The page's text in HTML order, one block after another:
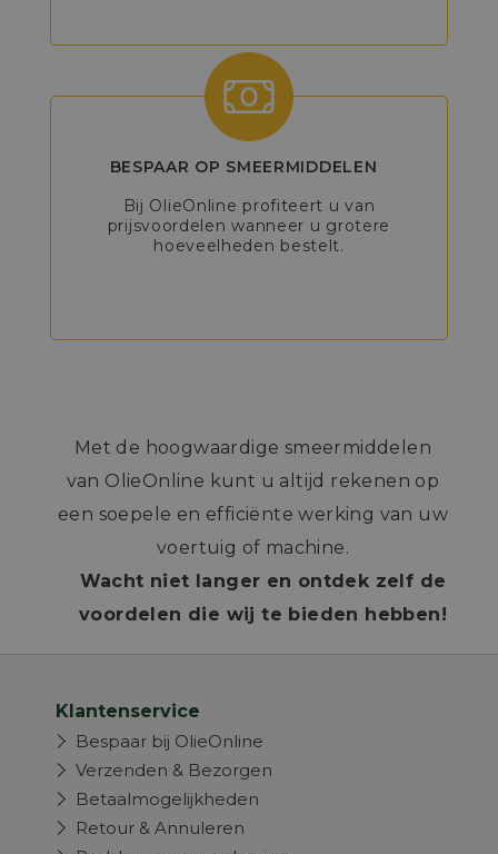
BESPAAR OP SMEERMIDDELEN
Bij OlieOnline profiteert u van
prijsvoordelen wanneer u grotere
hoeveelheden bestelt.
Met de hoogwaardige smeermiddelen
van OlieOnline kunt u altijd rekenen op
een soepele en efficiënte werking van uw
voertuig of machine.
Wacht niet langer en ontdek zelf de
voordelen die wij te bieden hebben!
Klantenservice
Bespaar bij OlieOnline
Verzenden & Bezorgen
Betaalmogelijkheden
Retour & Annuleren